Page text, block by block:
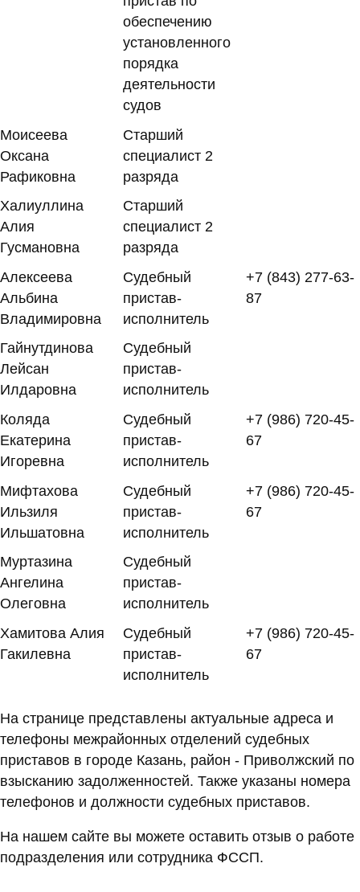
обеспечению
установленного
порядка
деятельности
судов
Моисеева
Оксана
Рафиковна
Старший
специалист 2
разряда
Халиуллина
Алия
Гусмановна
Старший
специалист 2
разряда
Алексеева
Альбина
Владимировна
Судебный
пристав-
исполнитель
+7 (843) 277-63-
87
Гайнутдинова
Лейсан
Илдаровна
Судебный
пристав-
исполнитель
Коляда
Екатерина
Игоревна
Судебный
пристав-
исполнитель
+7 (986) 720-45-
67
Мифтахова
Ильзиля
Ильшатовна
Судебный
пристав-
исполнитель
+7 (986) 720-45-
67
Муртазина
Ангелина
Олеговна
Судебный
пристав-
исполнитель
Хамитова Алия
Гакилевна
Судебный
пристав-
исполнитель
+7 (986) 720-45-
67
На странице представлены актуальные адреса и
телефоны межрайонных отделений судебных
приставов в городе Казань, район - Приволжский по
взысканию задолженностей. Также указаны номера
телефонов и должности судебных приставов.
На нашем сайте вы можете оставить отзыв о работе
подразделения или сотрудника ФССП.